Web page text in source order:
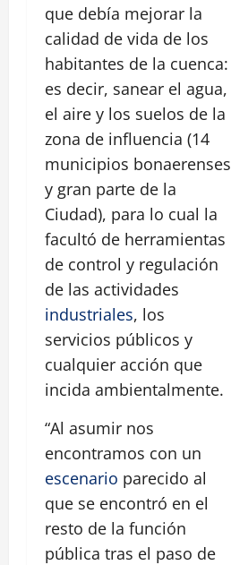
que debía mejorar la
calidad de vida de los
habitantes de la cuenca:
es decir, sanear el agua,
el aire y los suelos de la
zona de influencia (14
municipios bonaerenses
y gran parte de la
Ciudad), para lo cual la
facultó de herramientas
de control y regulación
de las actividades
industriales, los
servicios públicos y
cualquier acción que
incida ambientalmente.
“Al asumir nos
encontramos con un
escenario parecido al
que se encontró en el
resto de la función
pública tras el paso de